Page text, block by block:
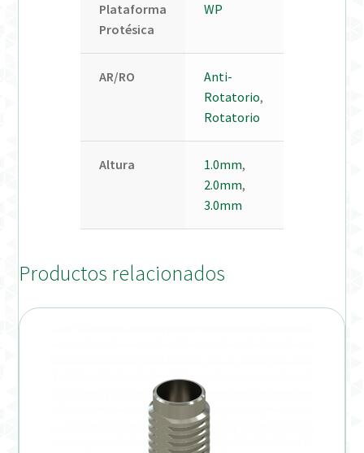
Plataforma
Protésica
WP
AR/RO
Anti-
Rotatorio,
Rotatorio
Altura 1.0mm,
2.0mm,
3.0mm
Productos relacionados